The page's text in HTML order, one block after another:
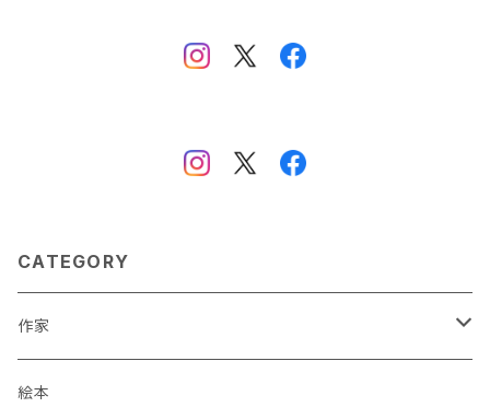
CATEGORY
作家
蒼川わか
絵本